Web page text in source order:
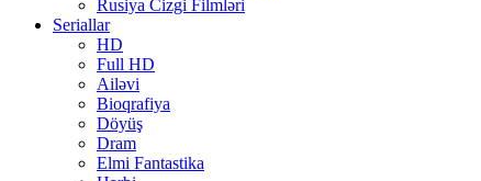
Rusiya Cizgi Filmləri
Seriallar
HD
Full HD
Ailəvi
Bioqrafiya
Döyüş
Dram
Elmi Fantastika